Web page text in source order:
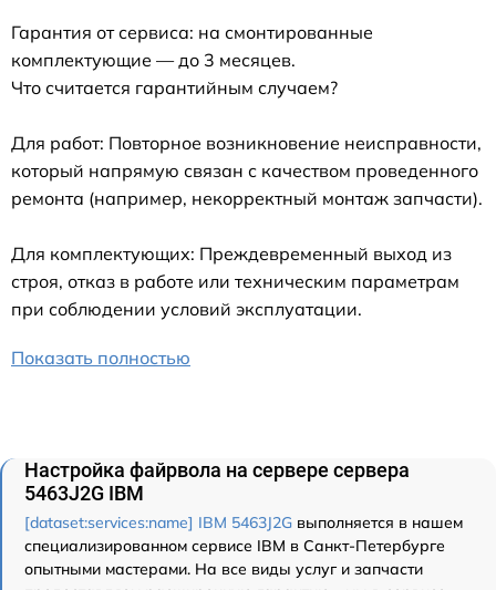
Гарантия от сервиса: на смонтированные
комплектующие — до 3 месяцев.
Что считается гарантийным случаем?
Для работ: Повторное возникновение неисправности,
который напрямую связан с качеством проведенного
ремонта (например, некорректный монтаж запчасти).
Для комплектующих: Преждевременный выход из
строя, отказ в работе или техническим параметрам
при соблюдении условий эксплуатации.
Показать полностью
Настройка файрвола на сервере сервера
5463J2G IBM
[dataset:services:name] IBM 5463J2G выполняется в нашем
специализированном сервисе IBM в Санкт-Петербурге
опытными мастерами. На все виды услуг и запчасти